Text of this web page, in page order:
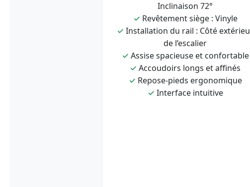
Inclinaison 72°
✓ Revêtement siège : Vinyle
✓ Installation du rail : Côté
de l’escalier
✓ Assise spacieuse et confortable
✓ Accoudoirs longs et affinés
✓ Repose-pieds ergonomique
✓ Interface intuitive